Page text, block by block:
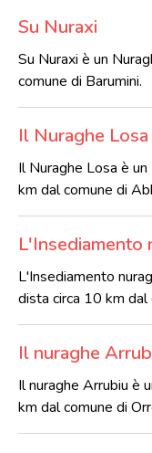
Su Nuraxi
Su Nuraxi è un
comune di Barumini.
Il Nuraghe Losa
Il Nuraghe Losa è
km dal comune di
L'Insediamento
L'Insediamento
dista circa 10 km dal
Il nuraghe
Il nuraghe Arrubiu è
km dal comune di